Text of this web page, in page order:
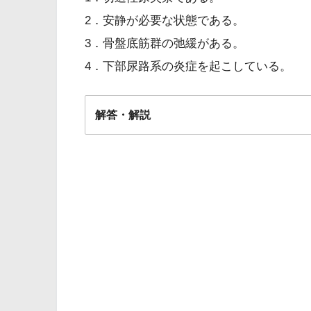
陣痛発来
2．安静が必要な状態である。
3．骨盤底筋群の弛緩がある。
4．下部尿路系の炎症を起こしている。
解答・解説